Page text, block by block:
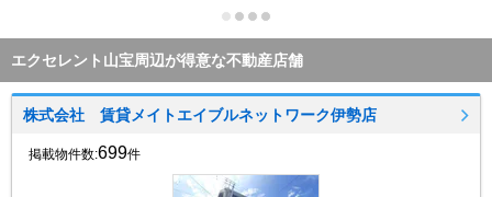
エクセレント山宝周辺が得意な不動産店舗
株式会社 賃貸メイトエイブルネットワーク伊勢店
掲載物件数:699件